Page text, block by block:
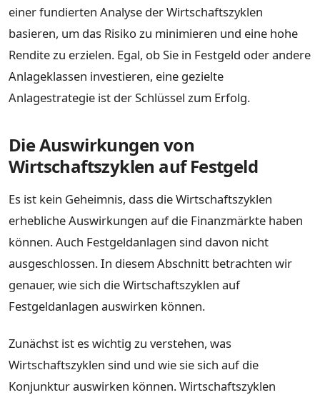
einer fundierten Analyse der Wirtschaftszyklen
basieren, um das Risiko zu minimieren und eine hohe
Rendite zu erzielen. Egal, ob Sie in Festgeld oder andere
Anlageklassen investieren, eine gezielte
Anlagestrategie ist der Schlüssel zum Erfolg.
Die Auswirkungen von
Wirtschaftszyklen auf Festgeld
Es ist kein Geheimnis, dass die Wirtschaftszyklen
erhebliche Auswirkungen auf die Finanzmärkte haben
können. Auch Festgeldanlagen sind davon nicht
ausgeschlossen. In diesem Abschnitt betrachten wir
genauer, wie sich die Wirtschaftszyklen auf
Festgeldanlagen auswirken können.
Zunächst ist es wichtig zu verstehen, was
Wirtschaftszyklen sind und wie sie sich auf die
Konjunktur auswirken können. Wirtschaftszyklen